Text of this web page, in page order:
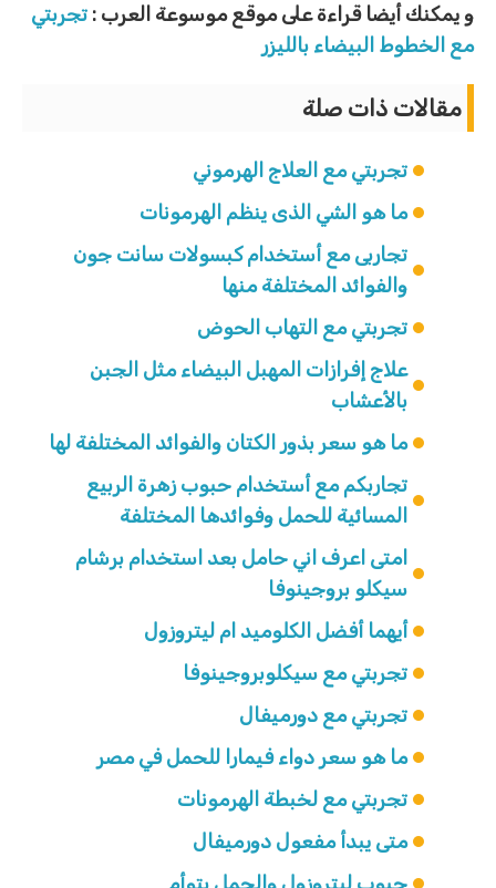
و يمكنك أيضا قراءة على موقع موسوعة العرب : تجربتي
مع الخطوط البيضاء بالليزر
مقالات ذات صلة
تجربتي مع العلاج الهرموني
ما هو الشي الذى ينظم الهرمونات
تجاربى مع أستخدام كبسولات سانت جون
والفوائد المختلفة منها
تجربتي مع التهاب الحوض
علاج إفرازات المهبل البيضاء مثل الجبن
بالأعشاب
ما هو سعر بذور الكتان والفوائد المختلفة لها
تجاربكم مع أستخدام حبوب زهرة الربيع
المسائية للحمل وفوائدها المختلفة
امتى اعرف اني حامل بعد استخدام برشام
سيكلو بروجينوفا
أيهما أفضل الكلوميد ام ليتروزول
تجربتي مع سيكلوبروجينوفا
تجربتي مع دورميفال
ما هو سعر دواء فيمارا للحمل في مصر
تجربتي مع لخبطة الهرمونات
متى يبدأ مفعول دورميفال